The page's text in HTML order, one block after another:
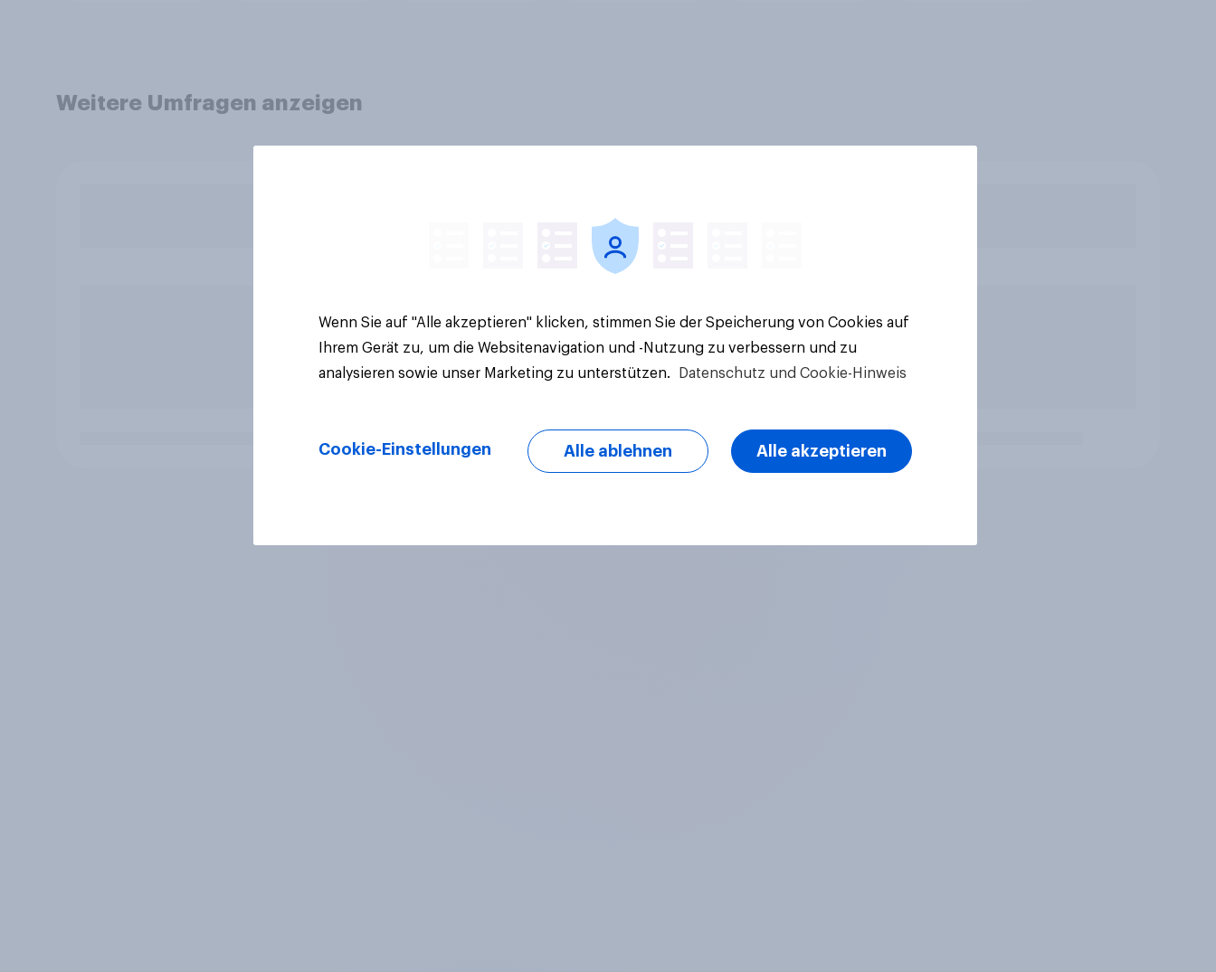
Weitere Umfragen anzeigen
Wenn Sie auf "Alle akzeptieren" klicken, stimmen Sie der Speicherung von Cookies auf
Ihrem Gerät zu, um die Websitenavigation und -Nutzung zu verbessern und zu
analysieren sowie unser Marketing zu unterstützen.
Datenschutz und Cookie-Hinweis
Cookie-Einstellungen Alle ablehnen Alle akzeptieren